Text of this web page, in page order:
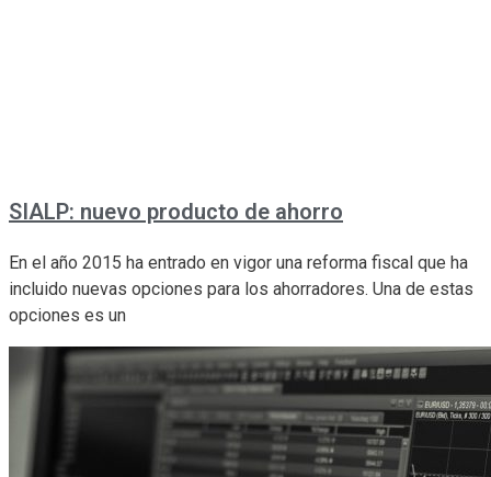
SIALP: nuevo producto de ahorro
En el año 2015 ha entrado en vigor una reforma fiscal que ha
incluido nuevas opciones para los ahorradores. Una de estas
opciones es un